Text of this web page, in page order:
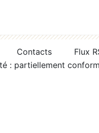
Contacts
Flux
: partiellement